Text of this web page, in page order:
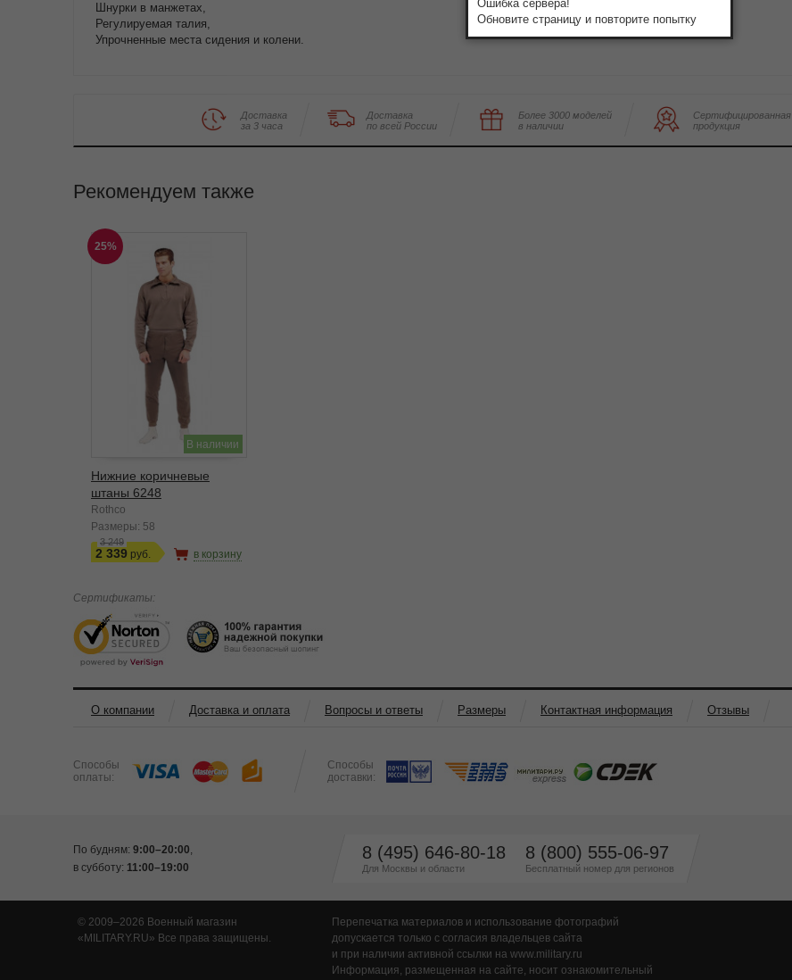
Шнурки в манжетах,
Регулируемая талия,
Упрочненные места сидения и колени.
Доставка
за 3 часа
Доставка
по всей России
Более 3000 моделей
в наличии
Сертифицированная
продукция
Рекомендуем также
25%
В наличии
Нижние коричневые
штаны 6248
Rothco
Размеры: 58
3 249
2 339 в корзину
Сертификаты:
О компании Доставка и оплата Вопросы и ответы Размеры Контактная информация Отзывы
Способы
оплаты:
Способы
доставки:
По будням: 9:00–20:00,
в субботу: 11:00–19:00
8 (495) 646-80-18
Для Москвы и области
8 (800) 555-06-97
Бесплатный номер для регионов
© 2009–2026 Военный магазин
MILITARY.RU
Все права защищены.
Перепечатка материалов и использование фотографий
допускается только с согласия владельцев сайта
и при наличии активной ссылки на www.military.ru
Информация, размещенная на сайте, носит ознакомительный
Ошибка сервера!
Обновите страницу и повторите попытку